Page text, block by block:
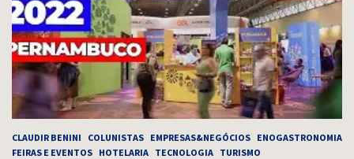
CLAUDIR BENINI COLUNISTAS EMPRESAS&NEGÓCIOS ENOGASTRONOMIA
FEIRAS E EVENTOS HOTELARIA TECNOLOGIA TURISMO